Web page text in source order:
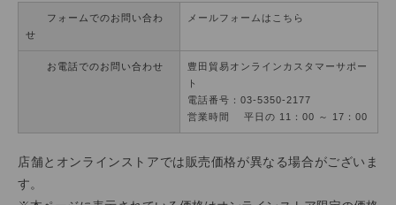
フォームでのお問い合わ
せ
メールフォームはこちら
お電話でのお問い合わせ
豊田貿易オンラインカスタマーサポー
ト
電話番号：03-5350-2177
営業時間 平日の 11：00 ～ 17：00
店舗とオンラインストアでは販売価格が異なる場合がございま
す。